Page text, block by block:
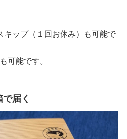
キップ（１回お休み）も可能で
可能です。
届く